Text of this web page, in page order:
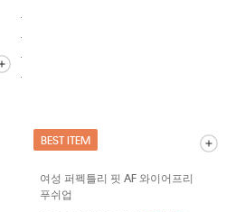
BEST ITEM
여성 퍼펙틀리 핏 AF 와이어프리
푸쉬업